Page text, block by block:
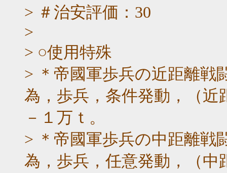
> ＃治安評価：30
>
> ○使用特殊
> ＊帝國軍歩兵の近距離
為，歩兵，条件発動，（
－１万ｔ。
> ＊帝國軍歩兵の中距離
為，歩兵，任意発動，（